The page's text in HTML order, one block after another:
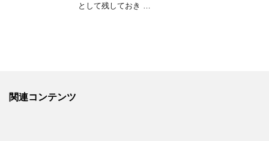
として残しておき …
関連コンテンツ